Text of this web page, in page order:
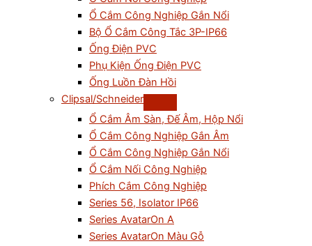
Ổ Cắm Công Nghiệp Gắn Nổi
Bộ Ổ Cắm Công Tắc 3P-IP66
Ống Điện PVC
Phụ Kiện Ống Điện PVC
Ống Luồn Đàn Hồi
Clipsal/Schneider
Ổ Cắm Âm Sàn, Đế Âm, Hộp Nổi
Ổ Cắm Công Nghiệp Gắn Âm
Ổ Cắm Công Nghiệp Gắn Nổi
Ổ Cắm Nối Công Nghiệp
Phích Cắm Công Nghiệp
Series 56, Isolator IP66
Series AvatarOn A
Series AvatarOn Màu Gỗ